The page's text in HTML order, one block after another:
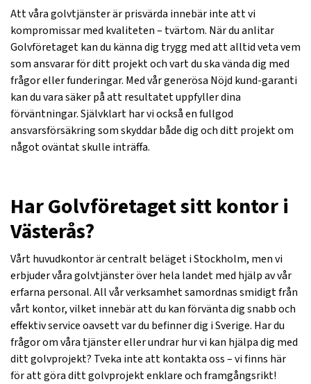
Att våra golvtjänster är prisvärda innebär inte att vi
kompromissar med kvaliteten – tvärtom. När du anlitar
Golvföretaget kan du känna dig trygg med att alltid veta vem
som ansvarar för ditt projekt och vart du ska vända dig med
frågor eller funderingar. Med vår generösa Nöjd kund-garanti
kan du vara säker på att resultatet uppfyller dina
förväntningar. Självklart har vi också en fullgod
ansvarsförsäkring som skyddar både dig och ditt projekt om
något oväntat skulle inträffa.
Har Golvföretaget sitt kontor i
Västerås?
Vårt huvudkontor är centralt beläget i Stockholm, men vi
erbjuder våra golvtjänster över hela landet med hjälp av vår
erfarna personal. All vår verksamhet samordnas smidigt från
vårt kontor, vilket innebär att du kan förvänta dig snabb och
effektiv service oavsett var du befinner dig i Sverige. Har du
frågor om våra tjänster eller undrar hur vi kan hjälpa dig med
ditt golvprojekt? Tveka inte att kontakta oss – vi finns här
för att göra ditt golvprojekt enklare och framgångsrikt!